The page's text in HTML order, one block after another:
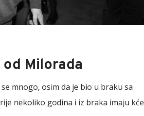
Milorada
mnogo, osim da je bio u braku sa
nekoliko godina i iz braka imaju